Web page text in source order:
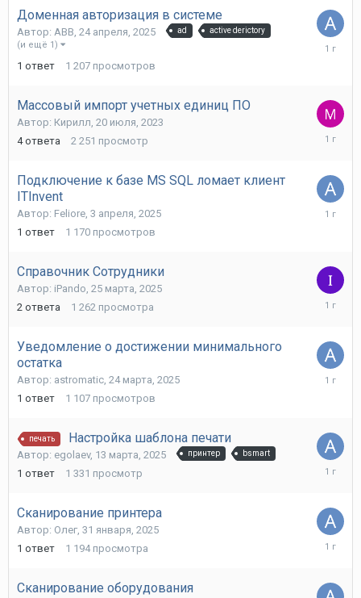
Доменная авторизация в системе
Автор: ABB 24 апреля, 2025 ad active derictory
(и ещё 1)
1 ответ 1 207 просмотров
24
Массовый импорт учетных единиц ПО
Автор: Кирилл 20 июля, 2023
4 ответа 2 251 просмотр
24
Подключение к базе MS SQL ломает клиент
ITInvent
Автор: Feliore 3 апреля, 2025
1 ответ 1 170 просмотров
Справочник Сотрудники
Автор: iPando 25 марта, 2025
2 ответа 1 262 просмотра
25
Уведомление о достижении минимального
остатка
Автор: astromatic 24 марта, 2025
1 ответ 1 107 просмотров
24
печать Настройка шаблона печати
Автор: egolaev, 13 марта, 2025 принтер bsmart
1 ответ 1 331 просмотр
13
Сканирование принтера
Автор: Олег, 31 января, 2025
1 ответ 1 194 просмотра
31
Сканирование оборудования